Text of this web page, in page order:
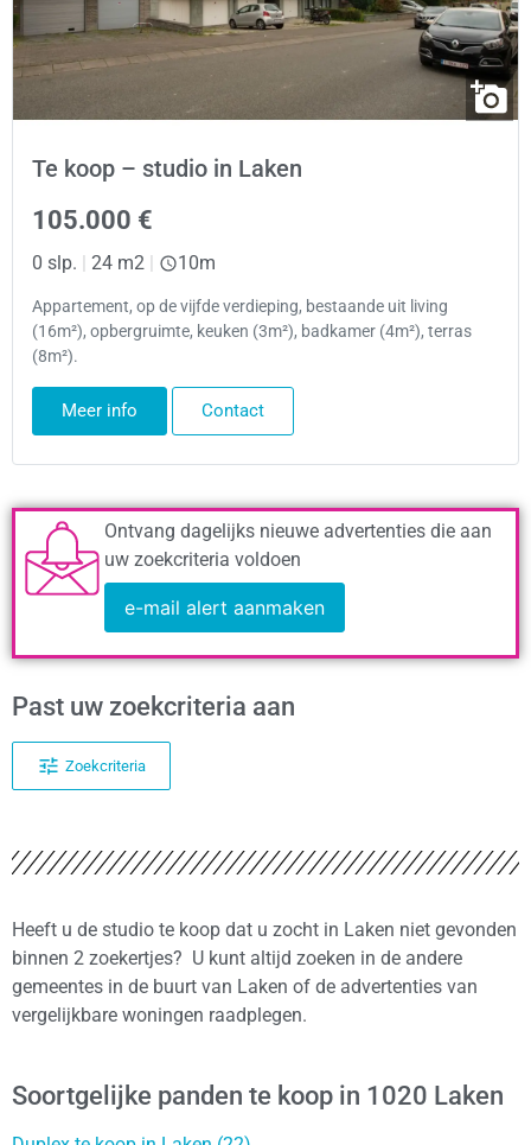
Te koop – studio in Laken
105.000 €
0 slp. | 24 m2 | 10m
Appartement, op de vijfde verdieping, bestaande uit living
(16m²), opbergruimte, keuken (3m²), badkamer (4m²), terras
(8m²).
Meer info Contact
Ontvang dagelijks nieuwe advertenties die aan
uw zoekcriteria voldoen
e-mail alert aanmaken
Past uw zoekcriteria aan
Zoekcriteria
Heeft u de studio te koop dat u zocht in Laken niet gevonden
binnen 2 zoekertjes? U kunt altijd zoeken in de andere
gemeentes in de buurt van Laken of de advertenties van
vergelijkbare woningen raadplegen.
Soortgelijke panden te koop in 1020 Laken